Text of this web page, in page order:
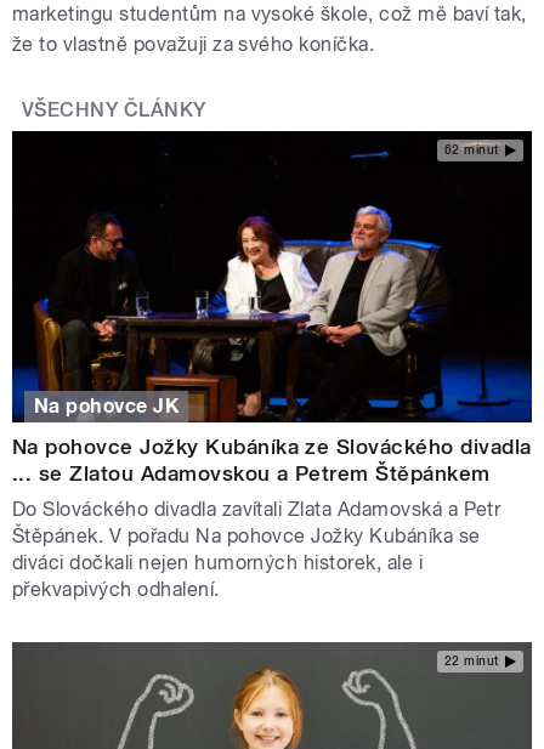
marketingu studentům na vysoké škole, což mě baví tak,
že to vlastně považuji za svého koníčka.
VŠECHNY ČLÁNKY
62 minut
Na pohovce JK
Na pohovce Jožky Kubáníka ze Slováckého divadla
... se Zlatou Adamovskou a Petrem Štěpánkem
Do Slováckého divadla zavítali Zlata Adamovská a Petr
Štěpánek. V pořadu Na pohovce Jožky Kubáníka se
diváci dočkali nejen humorných historek, ale i
překvapivých odhalení.
22 minut